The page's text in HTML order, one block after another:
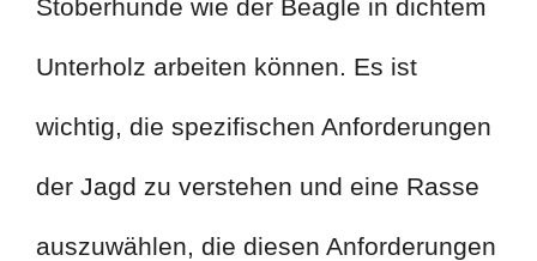
Stöberhunde wie der Beagle in dichtem
Unterholz arbeiten können. Es ist
wichtig, die spezifischen Anforderungen
der Jagd zu verstehen und eine Rasse
auszuwählen, die diesen Anforderungen